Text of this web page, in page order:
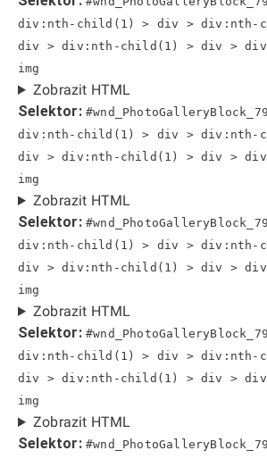
div:nth-child(1) > div > div:nth-
div > div:nth-child(1) > div >
img
Zobrazit HTML
Selektor:
div:nth-child(1) > div > div:nth-
div > div:nth-child(1) > div >
img
Zobrazit HTML
Selektor:
div:nth-child(1) > div > div:nth-
div > div:nth-child(1) > div >
img
Zobrazit HTML
Selektor:
div:nth-child(1) > div > div:nth-
div > div:nth-child(1) > div >
img
Zobrazit HTML
Selektor: